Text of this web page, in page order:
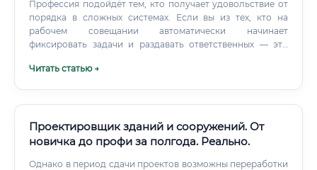
Профессия подойдёт тем, кто получает удовольствие от
порядка в сложных системах. Если вы из тех, кто на
рабочем совещании автоматически начинает
фиксировать задачи и раздавать ответственных — это
инженерных систем и базовых принципов архитектуры
Читать статью →
Проектировщик зданий и сооружений. От
новичка до профи за полгода. Реально.
Однако в период сдачи проектов возможны переработки